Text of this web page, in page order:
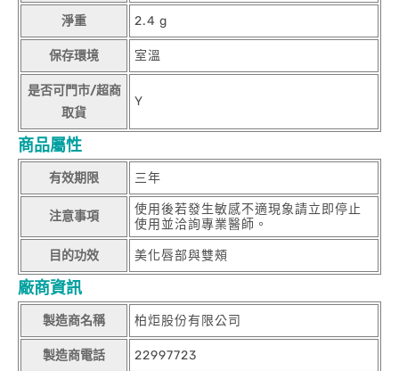
淨重 2.4 g
保存環境 室溫
是否可門市/超商
取貨
Y
商品屬性
有效期限 三年
注意事項
使用後若發生敏感不適現象請立即停止
使用並洽詢專業醫師。
目的功效 美化唇部與雙頰
廠商資訊
製造商名稱 柏炬股份有限公司
製造商電話 22997723